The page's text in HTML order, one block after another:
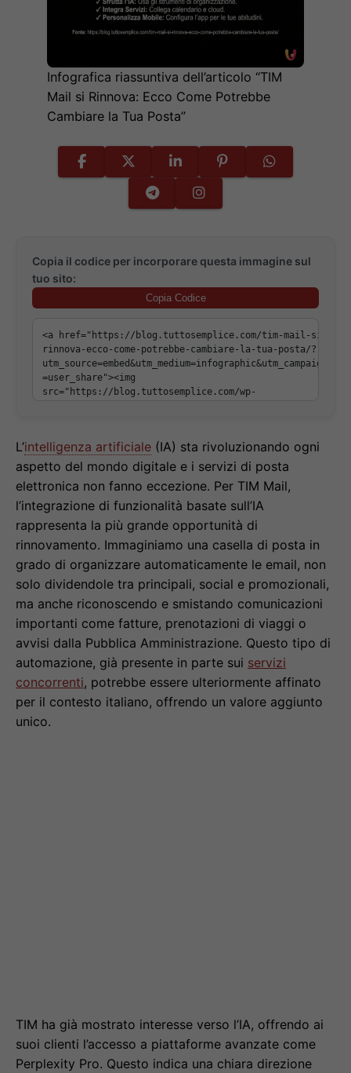
Infografica riassuntiva dell’articolo “TIM
Mail si Rinnova: Ecco Come Potrebbe
Cambiare la Tua Posta”
Copia il codice per incorporare questa immagine sul
tuo sito:
Copia Codice
L’intelligenza artificiale (IA) sta rivoluzionando ogni
aspetto del mondo digitale e i servizi di posta
elettronica non fanno eccezione. Per TIM Mail,
l’integrazione di funzionalità basate sull’IA
rappresenta la più grande opportunità di
rinnovamento. Immaginiamo una casella di posta in
grado di organizzare automaticamente le email, non
solo dividendole tra principali, social e promozionali,
ma anche riconoscendo e smistando comunicazioni
importanti come fatture, prenotazioni di viaggi o
avvisi dalla Pubblica Amministrazione. Questo tipo di
automazione, già presente in parte sui servizi
concorrenti, potrebbe essere ulteriormente affinato
per il contesto italiano, offrendo un valore aggiunto
unico.
TIM ha già mostrato interesse verso l’IA, offrendo ai
suoi clienti l’accesso a piattaforme avanzate come
Perplexity Pro. Questo indica una chiara direzione